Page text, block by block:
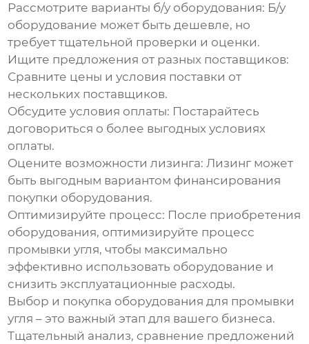
Рассмотрите варианты б/у оборудования: Б/у
оборудование может быть дешевле, но
требует тщательной проверки и оценки.
Ищите предложения от разных поставщиков:
Сравните цены и условия поставки от
нескольких поставщиков.
Обсудите условия оплаты: Постарайтесь
договориться о более выгодных условиях
оплаты.
Оцените возможности лизинга: Лизинг может
быть выгодным вариантом финансирования
покупки оборудования.
Оптимизируйте процесс: После приобретения
оборудования, оптимизируйте процесс
промывки угля, чтобы максимально
эффективно использовать оборудование и
снизить эксплуатационные расходы.
Выбор и покупка оборудования для промывки
угля – это важный этап для вашего бизнеса.
Тщательный анализ, сравнение предложений